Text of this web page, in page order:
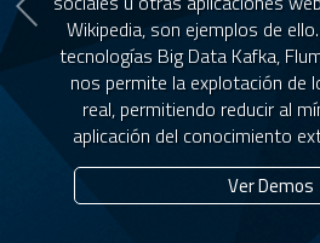
Wikipedia, son ejemplos de
tecnologías Big Data Kafka,
nos permite la explotación de
real, permitiendo reducir al
aplicación del conocimiento
Ver Demos